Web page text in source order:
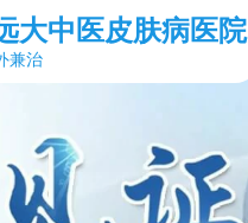
大中医皮肤病医院
兼治